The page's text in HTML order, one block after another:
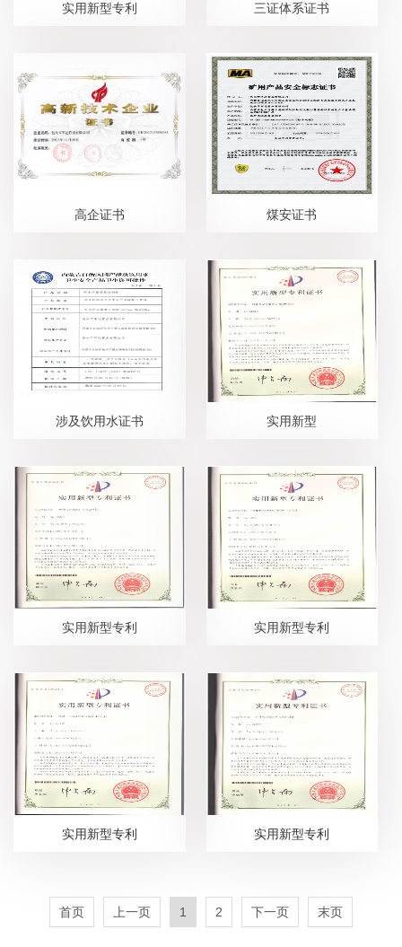
实用新型专利 三证体系证书
高企证书 煤安证书
涉及饮用水证书 实用新型
实用新型专利 实用新型专利
实用新型专利 实用新型专利
首页 上一页 1 2 下一页 末页